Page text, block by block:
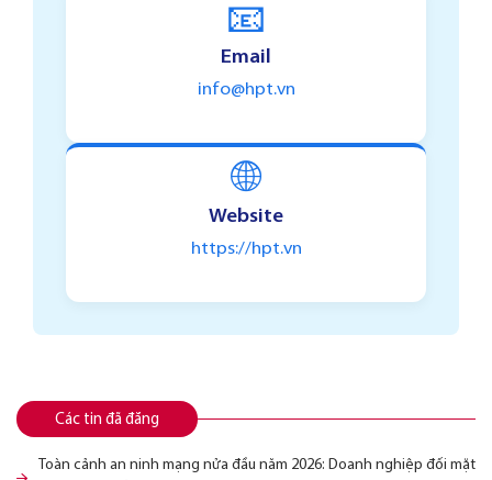
📧
Email
info@hpt.vn
🌐
Website
https://hpt.vn
Các tin đã đăng
Toàn cảnh an ninh mạng nửa đầu năm 2026: Doanh nghiệp đối mặt